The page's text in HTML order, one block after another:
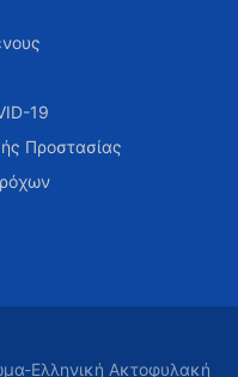
19
Προστασίας
Ελληνική Ακτοφυλακή